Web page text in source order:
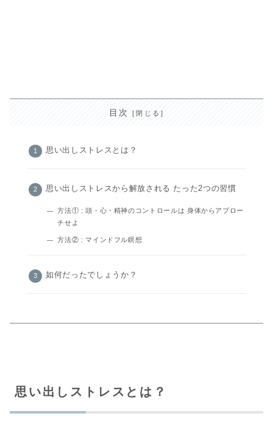
目次
思い出しストレスとは？
思い出しストレスから解放される たった2つの習慣
方法① : 頭・心・精神のコントロールは 身体からアプロー
チせよ
方法② : マインドフル瞑想
如何だったでしょうか？
思い出しストレスとは？